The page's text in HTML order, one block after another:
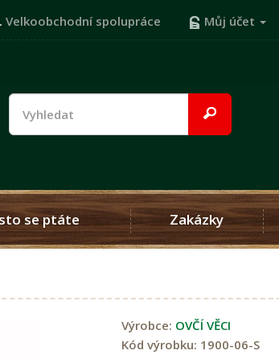
Velkoobchodní spolupráce Můj účet
se ptáte Zakázky
Výrobce: OVČÍ VĚCI
Kód výrobku: 1900-06-S